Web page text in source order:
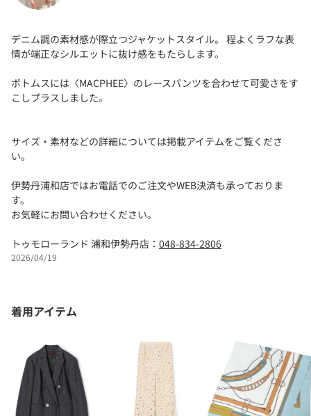
デニム調の素材感が際立つジャケットスタイル。 程よくラフな表
情が端正なシルエットに抜け感をもたらします。
ボトムスには〈MACPHEE〉のレースパンツを合わせて可愛さをす
こしプラスしました。
サイズ・素材などの詳細については掲載アイテムをご覧くださ
い。
伊勢丹浦和店ではお電話でのご注文やWEB決済も承っておりま
す。
お気軽にお問い合わせください。
トゥモローランド 浦和伊勢丹店： 048-834-2806
2026/04/19
着用アイテム